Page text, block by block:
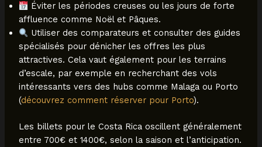
Éviter les périodes creuses ou les jours de forte
affluence comme Noël et Pâques.
Utiliser des comparateurs et consulter des guides
spécialisés pour dénicher les offres les plus
attractives. Cela vaut également pour les terrains
d’escale, par exemple en recherchant des vols
intéressants vers des hubs comme Malaga ou Porto
(découvrez comment réserver pour Porto).
Les billets pour le Costa Rica oscillent généralement
entre 700€ et 1400€, selon la saison et l’anticipation.